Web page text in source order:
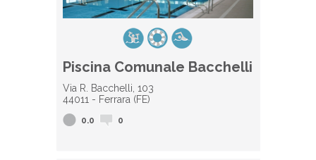
Piscina Comunale Bacchelli
Via R. Bacchelli, 103
44011 - Ferrara (FE)
0.0 0